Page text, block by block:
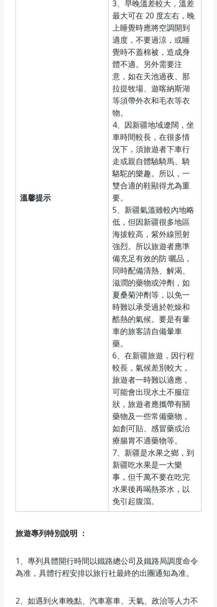
溫馨提示
3、早晚溫差較大，溫差
最大可在 20 度左右，晚
上睡覺時應將空調開到
適度，不要過涼，或睡
覺時不蓋棉被，造成身
體不適。另外需要注
意，如在天池過夜、那
拉提牧場、遊喀納斯湖
等須帶外衣和毛衣等衣
物。
4、因新疆地域遼闊，坐
車時間較長，在很多情
況下，須旅遊者下車行
走或親自體驗騎馬、騎
駱駝的樂趣。所以，一
雙合適的鞋顯得尤為重
要。
5、新疆氣溫雖較內地略
低，但因新疆很多地區
海拔較高，紫外線照射
強烈。所以旅遊者應準
備充足有效的防 曬品，
同時配備清熱、解渴、
滋潤的藥物或沖劑，如
夏桑菊沖劑等，以免一
時難以承受過於乾燥和
酷熱的氣候。要是有暈
車的旅客請自備暈車
藥。
6、在新疆旅遊，因行程
較長，氣候差別較大，
旅遊者一時難以適應，
可能會出現水土不服症
狀，旅遊者應攜帶有關
藥物及一些常備藥物，
如創可貼、感冒藥或治
療腸胃不適藥物等。
7、新疆是水果之鄉，到
新疆吃水果是一大樂
事，但千萬不要在吃完
水果後再喝熱茶水，以
免引起腹瀉。
旅遊專列特別說明 ：
1、專列具體開行時間以鐵路總公司及鐵路局調度命令
為准，具體行程安排以旅行社最終的出團通知為准。
2、如遇到火車晚點、汽車塞車、天氣、政治等人力不